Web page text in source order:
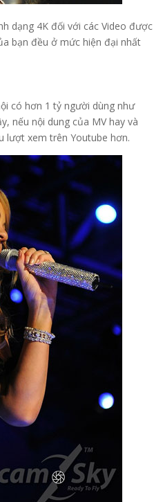
dạng 4K đối với các Video được
bạn đều ở mức hiện đại nhất
có hơn 1 tỷ người dùng như
nếu nội dung của MV hay và
lượt xem trên Youtube hơn.